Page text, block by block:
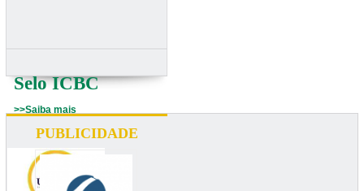
Selo ICBC
>>Saiba mais
PUBLICIDADE